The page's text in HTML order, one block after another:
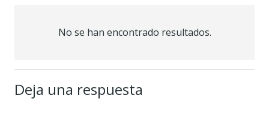
No se han encontrado resultados.
Deja una respuesta